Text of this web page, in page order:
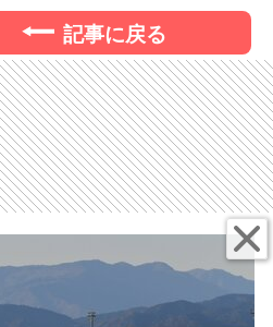
記事に戻る